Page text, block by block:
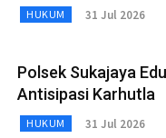
HUKUM 31 Jul 2026
Polsek Sukajaya
Antisipasi Karhutla
HUKUM 31 Jul 2026